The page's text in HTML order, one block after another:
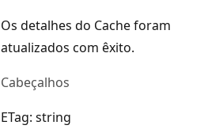
Os detalhes do Cache foram
atualizados com êxito.
Cabeçalhos
ETag: string